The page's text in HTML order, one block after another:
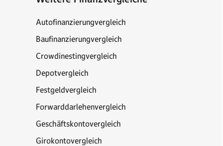
Autofinanzierungvergleich
Baufinanzierungvergleich
Crowdinestingvergleich
Depotvergleich
Festgeldvergleich
Forwarddarlehenvergleich
Geschäftskontovergleich
Girokontovergleich